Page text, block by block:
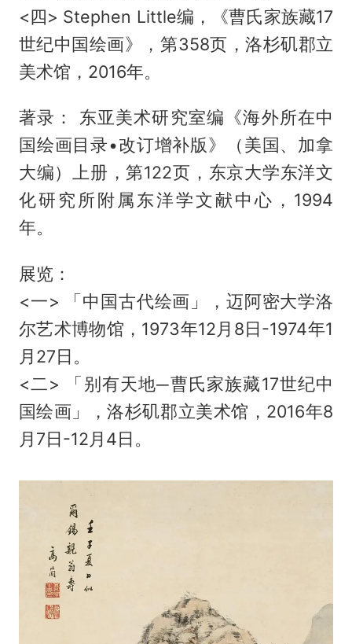
<四> Stephen Little编，《曹氏家族藏17
世纪中国绘画》，第358页，洛杉矶郡立
美术馆，2016年。
著录： 东亚美术研究室编《海外所在中
国绘画目录•改订增补版》（美国、加拿
大编）上册，第122页，东京大学东洋文
化研究所附属东洋学文献中心，1994
年。
展览：
<一> 「中国古代绘画」，迈阿密大学洛
尔艺术博物馆，1973年12月8日-1974年1
月27日。
<二> 「别有天地─曹氏家族藏17世纪中
国绘画」，洛杉矶郡立美术馆，2016年8
月7日-12月4日。